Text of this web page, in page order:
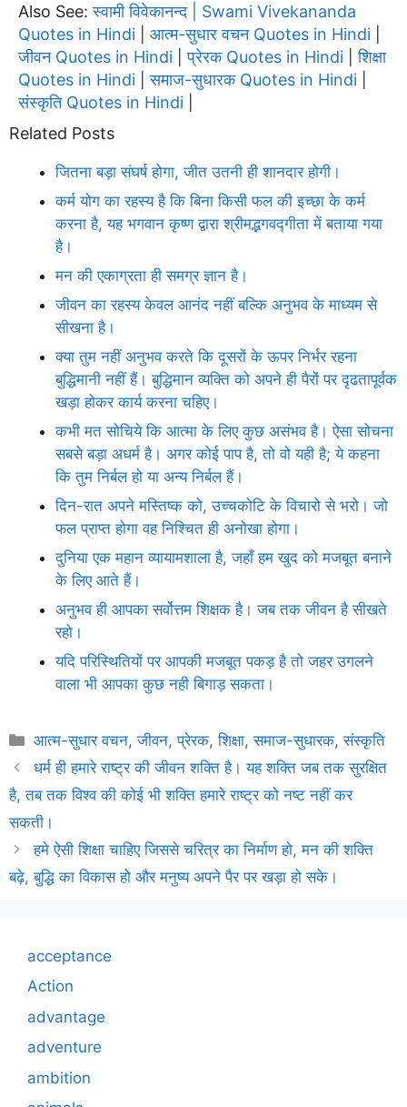
Also See:स्वामी विवेकानन्द | Swami Vivekananda
Quotes in Hindi
आत्म-सुधार वचन Quotes in Hindi
जीवन Quotes in Hindi |प्रेरक Quotes in Hindi |शिक्षा
Quotes in Hindi |समाज-सुधारक Quotes in Hindi
संस्कृति Quotes in Hindi
Related Posts
जितना बड़ा संघर्ष होगा, जीत उतनी ही शानदार होगी।
कर्म योग का रहस्य है कि बिना किसी फल की इच्छा के कर्म
करना है, यह भगवान कृष्ण द्वारा श्रीमद्भगवद्गीता में बताया गया
है।
मन की एकाग्रता ही समग्र ज्ञान है।
जीवन का रहस्य केवल आनंद नहीं बल्कि अनुभव के माध्यम से
सीखना है।
क्या तुम नहीं अनुभव करते कि दूसरों के ऊपर निर्भर रहना
बुद्धिमानी नहीं हैं। बुद्धिमान व्यक्ति को अपने ही पैरों पर दृढतापूर्वक
खड़ा होकर कार्य करना चहिए।
कभी मत सोचिये कि आत्मा के लिए कुछ असंभव है। ऐसा सोचना
सबसे बड़ा अधर्म है। अगर कोई पाप है, तो वो यही है; ये कहना
कि तुम निर्बल हो या अन्य निर्बल हैं।
दिन-रात अपने मस्तिष्क को, उच्चकोटि के विचारो से भरो। जो
फल प्राप्त होगा वह निश्चित ही अनोखा होगा।
दुनिया एक महान व्यायामशाला है, जहाँ हम खुद को मजबूत बनाने
के लिए आते हैं।
अनुभव ही आपका सर्वोत्तम शिक्षक है। जब तक जीवन है सीखते
रहो।
यदि परिस्थितियों पर आपकी मजबूत पकड़ है तो जहर उगलने
वाला भी आपका कुछ नही बिगाड़ सकता।
Categories
आत्म-सुधार वचन,जीवन,प्रेरक,शिक्षा,समाज-सुधारक,संस्कृति
धर्म ही हमारे राष्ट्र की जीवन शक्ति है। यह शक्ति जब तक सुरक्षित
है, तब तक विश्व की कोई भी शक्ति हमारे राष्ट्र को नष्ट नहीं कर
सकती।
हमे ऐसी शिक्षा चाहिए जिससे चरित्र का निर्माण हो, मन की शक्ति
बढ़े, बुद्धि का विकास हो और मनुष्य अपने पैर पर खड़ा हो सके।
acceptance
Action
advantage
adventure
ambition